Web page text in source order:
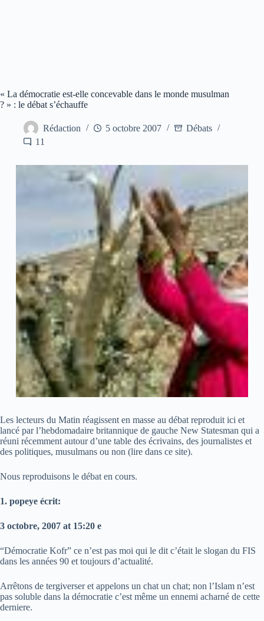
« La démocratie est-elle concevable dans le monde musulman
? » : le débat s’échauffe
Rédaction 5 octobre 2007
Débats
11
Les lecteurs du Matin réagissent en masse au débat reproduit ici et
lancé par l’hebdomadaire britannique de gauche New Statesman qui a
réuni récemment autour d’une table des écrivains, des journalistes et
des politiques, musulmans ou non (lire dans ce site).
Nous reproduisons le débat en cours.
1. popeye écrit:
3 octobre, 2007 at 15:20 e
“Démocratie Kofr” ce n’est pas moi qui le dit c’était le slogan du FIS
dans les années 90 et toujours d’actualité.
Arrêtons de tergiverser et appelons un chat un chat; non l’Islam n’est
pas soluble dans la démocratie c’est même un ennemi acharné de cette
derniere.